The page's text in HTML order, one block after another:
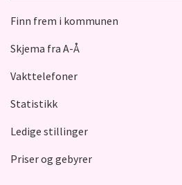
Finn frem i kommunen
Skjema fra A-Å
Vakttelefoner
Statistikk
Ledige stillinger
Priser og gebyrer